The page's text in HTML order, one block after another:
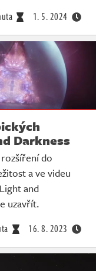
1. 5. 2024
Darkness
do
a ve videu
and
uzavřít.
16. 8. 2023